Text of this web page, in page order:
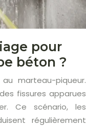
pour
béton ?
marteau-piqueur.
fissures apparues
Ce scénario, les
régulièrement